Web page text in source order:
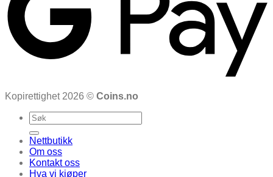
Kopirettighet 2026 © Coins.no
Search
for:
Nettbutikk
Om oss
Kontakt oss
Hva vi kjøper